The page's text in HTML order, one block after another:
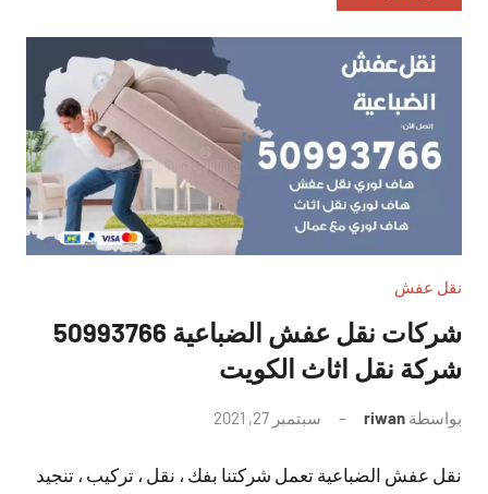
نقل عفش
شركات نقل عفش الضباعية 50993766
شركة نقل اثاث الكويت
بواسطة riwan سبتمبر 27, 2021
تعليقات
نقل عفش الضباعية تعمل شركتنا بفك ، نقل ، تركيب ، تنجيد